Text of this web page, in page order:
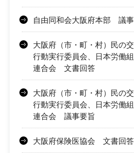
自由同和会大阪府本部 議
大阪府（市・町・村）民の
行動実行委員会、日本労働
連合会 文書回答
大阪府（市・町・村）民の
行動実行委員会、日本労働
連合会 議事要旨
大阪府保険医協会 文書回答